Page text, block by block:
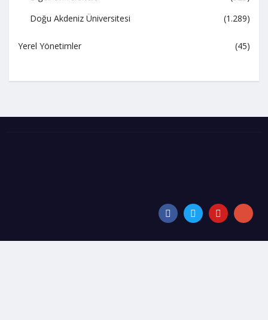
Doğu Akdeniz Üniversitesi
(1.289)
Yerel Yönetimler (45)